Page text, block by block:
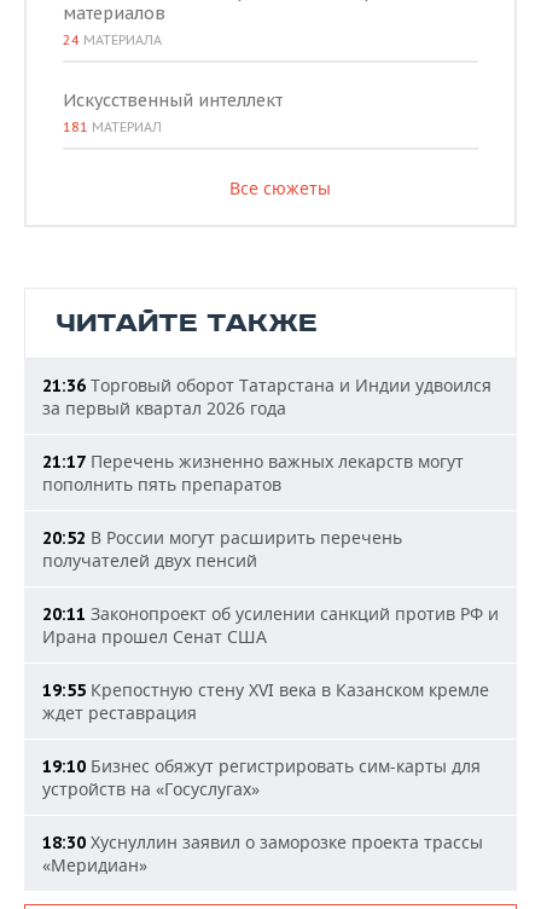
материалов
24 МАТЕРИАЛА
Искусственный интеллект
181 МАТЕРИАЛ
Все сюжеты
ЧИТАЙТЕ ТАКЖЕ
21:36 Торговый оборот Татарстана и Индии удвоился
за первый квартал 2026 года
21:17 Перечень жизненно важных лекарств могут
пополнить пять препаратов
20:52 В России могут расширить перечень
получателей двух пенсий
20:11 Законопроект об усилении санкций против РФ и
Ирана прошел Сенат США
19:55 Крепостную стену XVI века в Казанском кремле
ждет реставрация
19:10 Бизнес обяжут регистрировать сим-карты для
устройств на «Госуслугах»
18:30 Хуснуллин заявил о заморозке проекта трассы
«Меридиан»